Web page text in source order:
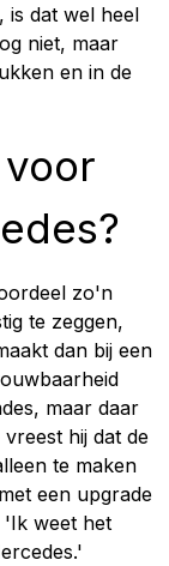
is dat wel heel
niet, maar
en in de
zo'n
te zeggen,
dan bij een
maar daar
hij dat de
te maken
een upgrade
'Ik weet het